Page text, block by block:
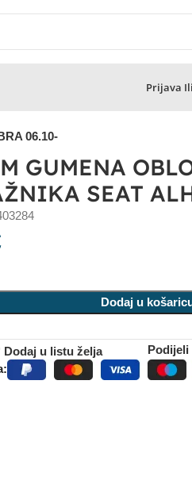
Prijava
06.10-
GUMENA
SEAT
Dodaj u
Dodaj u listu želja
Podijeli